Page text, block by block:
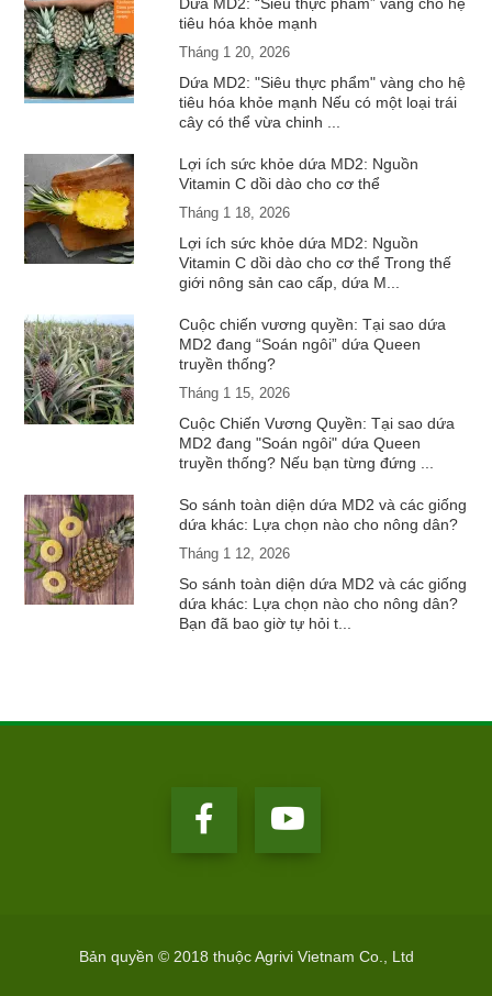
tiêu hóa khỏe mạnh
Tháng 1 20, 2026
Dứa MD2: "Siêu thực phẩm" vàng cho hệ
tiêu hóa khỏe mạnh Nếu có một loại trái
cây có thể vừa chinh ...
Lợi ích sức khỏe dứa MD2: Nguồn
Vitamin C dồi dào cho cơ thể
Tháng 1 18, 2026
Lợi ích sức khỏe dứa MD2: Nguồn
Vitamin C dồi dào cho cơ thể Trong thế
giới nông sản cao cấp, dứa M...
Cuộc chiến vương quyền: Tại sao dứa
MD2 đang “Soán ngôi” dứa Queen
truyền thống?
Tháng 1 15, 2026
Cuộc Chiến Vương Quyền: Tại sao dứa
MD2 đang "Soán ngôi" dứa Queen
truyền thống? Nếu bạn từng đứng ...
So sánh toàn diện dứa MD2 và các giống
dứa khác: Lựa chọn nào cho nông dân?
Tháng 1 12, 2026
So sánh toàn diện dứa MD2 và các giống
dứa khác: Lựa chọn nào cho nông dân?
Bạn đã bao giờ tự hỏi t...
Bản quyền © 2018 thuộc Agrivi Vietnam Co., Ltd